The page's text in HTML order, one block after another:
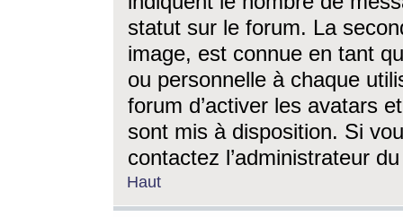
statut sur le forum. La
image, est connue en tant
ou personnelle à chaque
forum d’activer les avatars
sont mis à disposition. Si
contactez l’administrateur
Haut